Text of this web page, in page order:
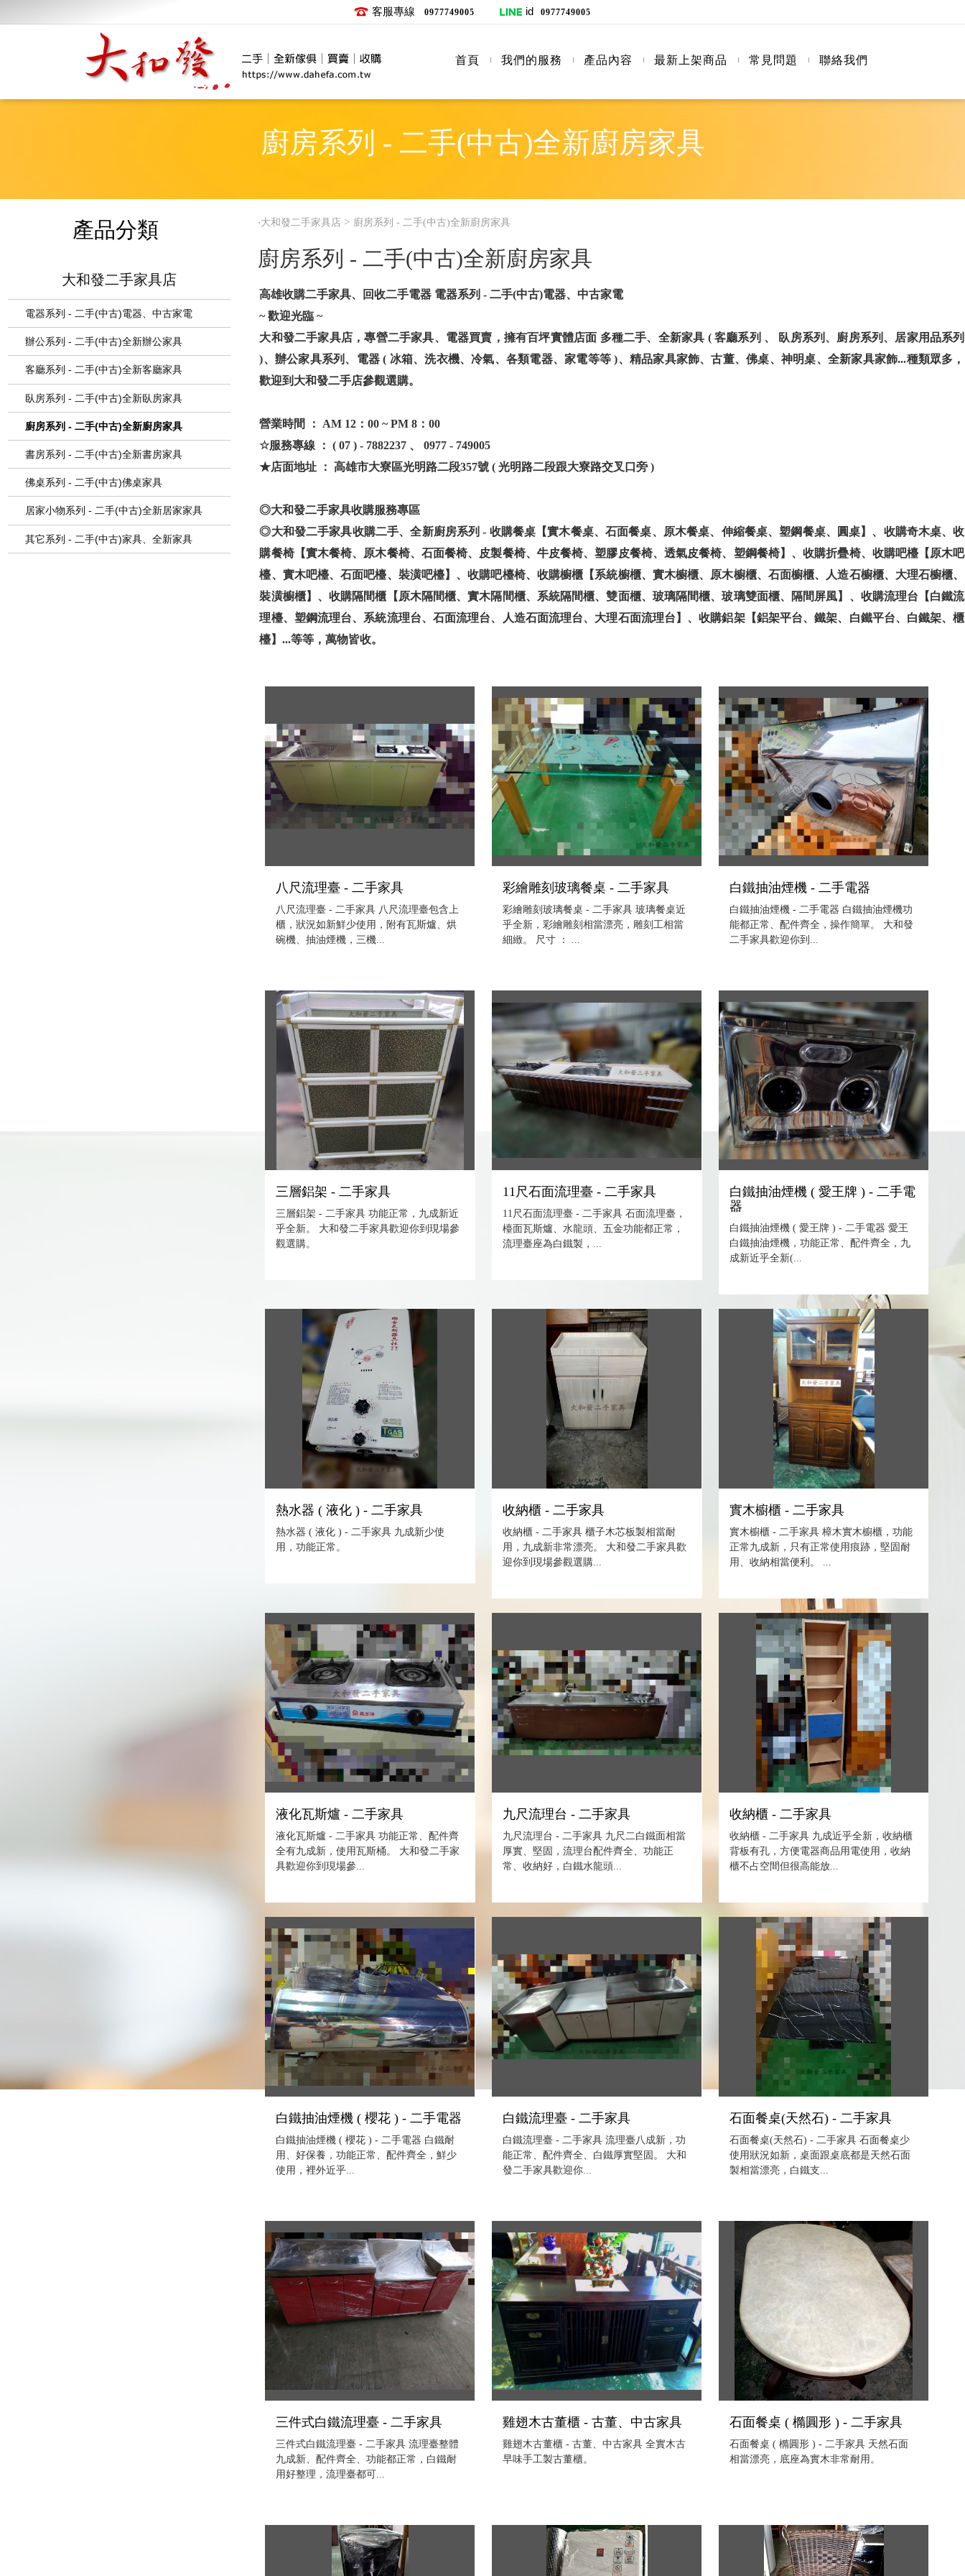
客服專線 0977749005 id 0977749005
首頁 我們的服務 產品內容 最新上架商品 常見問題 聯絡我們
廚房系列 - 二手(中古)全新廚房家具
產品分類
大和發二手家具店
電器系列 - 二手(中古)電器、中古家電
辦公系列 - 二手(中古)全新辦公家具
客廳系列 - 二手(中古)全新客廳家具
臥房系列 - 二手(中古)全新臥房家具
廚房系列 - 二手(中古)全新廚房家具
書房系列 - 二手(中古)全新書房家具
佛桌系列 - 二手(中古)佛桌家具
居家小物系列 - 二手(中古)全新居家家具
其它系列 - 二手(中古)家具、全新家具
‧大和發二手家具店 > 廚房系列 - 二手(中古)全新廚房家具
廚房系列 - 二手(中古)全新廚房家具
高雄收購二手家具、回收二手電器 電器系列 - 二手(中古)電器、中古家電
~ 歡迎光臨 ~
大和發二手家具店，專營二手家具、電器買賣，擁有百坪實體店面 多種二手、全新家具 ( 客廳系列 、 臥房系列、廚房系列、居家用品系列
)、辦公家具系列、電器 ( 冰箱、洗衣機、冷氣、各類電器、家電等等 )、精品家具家飾、古董、佛桌、神明桌、全新家具家飾...種類眾多，
歡迎到大和發二手店參觀選購。
營業時間 ： AM 12：00 ~ PM 8：00
☆服務專線 ： ( 07 ) - 7882237 、 0977 - 749005
★店面地址 ： 高雄市大寮區光明路二段357號 ( 光明路二段跟大寮路交叉口旁 )
◎大和發二手家具收購服務專區
◎大和發二手家具收購二手、全新廚房系列 - 收購餐桌【實木餐桌、石面餐桌、原木餐桌、伸縮餐桌、塑鋼餐桌、圓桌】、收購奇木桌、收
購餐椅【實木餐椅、原木餐椅、石面餐椅、皮製餐椅、牛皮餐椅、塑膠皮餐椅、透氣皮餐椅、塑鋼餐椅】、收購折疊椅、收購吧檯【原木吧
檯、實木吧檯、石面吧檯、裝潢吧檯】、收購吧檯椅、收購櫥櫃【系統櫥櫃、實木櫥櫃、原木櫥櫃、石面櫥櫃、人造石櫥櫃、大理石櫥櫃、
裝潢櫥櫃】、收購隔間櫃【原木隔間櫃、實木隔間櫃、系統隔間櫃、雙面櫃、玻璃隔間櫃、玻璃雙面櫃、隔間屏風】、收購流理台【白鐵流
理檯、塑鋼流理台、系統流理台、石面流理台、人造石面流理台、大理石面流理台】、收購鋁架【鋁架平台、鐵架、白鐵平台、白鐵架、櫃
檯】...等等，萬物皆收。
八尺流理臺 - 二手家具
八尺流理臺 - 二手家具 八尺流理臺包含上
櫃，狀況如新鮮少使用，附有瓦斯爐、烘
碗機、抽油煙機，三機...
彩繪雕刻玻璃餐桌 - 二手家具
彩繪雕刻玻璃餐桌 - 二手家具 玻璃餐桌近
乎全新，彩繪雕刻相當漂亮，雕刻工相當
細緻。 尺寸 ： ...
白鐵抽油煙機 - 二手電器
白鐵抽油煙機 - 二手電器 白鐵抽油煙機功
能都正常、配件齊全，操作簡單。 大和發
二手家具歡迎你到...
三層鋁架 - 二手家具
三層鋁架 - 二手家具 功能正常，九成新近
乎全新。 大和發二手家具歡迎你到現場參
觀選購。
11尺石面流理臺 - 二手家具
11尺石面流理臺 - 二手家具 石面流理臺，
檯面瓦斯爐、水龍頭、五金功能都正常，
流理臺座為白鐵製，...
白鐵抽油煙機 ( 愛王牌 ) - 二手電
器
白鐵抽油煙機 ( 愛王牌 ) - 二手電器 愛王
白鐵抽油煙機，功能正常、配件齊全，九
成新近乎全新(...
熱水器 ( 液化 ) - 二手家具
熱水器 ( 液化 ) - 二手家具 九成新少使
用，功能正常。
收納櫃 - 二手家具
收納櫃 - 二手家具 櫃子木芯板製相當耐
用，九成新非常漂亮。 大和發二手家具歡
迎你到現場參觀選購...
實木櫥櫃 - 二手家具
實木櫥櫃 - 二手家具 樟木實木櫥櫃，功能
正常九成新，只有正常使用痕跡，堅固耐
用、收納相當便利。 ...
液化瓦斯爐 - 二手家具
液化瓦斯爐 - 二手家具 功能正常、配件齊
全有九成新，使用瓦斯桶。 大和發二手家
具歡迎你到現場參...
九尺流理台 - 二手家具
九尺流理台 - 二手家具 九尺二白鐵面相當
厚實、堅固，流理台配件齊全、功能正
常、收納好，白鐵水龍頭...
收納櫃 - 二手家具
收納櫃 - 二手家具 九成近乎全新，收納櫃
背板有孔，方便電器商品用電使用，收納
櫃不占空間但很高能放...
白鐵抽油煙機 ( 櫻花 ) - 二手電器
白鐵抽油煙機 ( 櫻花 ) - 二手電器 白鐵耐
用、好保養，功能正常、配件齊全，鮮少
使用，裡外近乎...
白鐵流理臺 - 二手家具
白鐵流理臺 - 二手家具 流理臺八成新，功
能正常、配件齊全、白鐵厚實堅固。 大和
發二手家具歡迎你...
石面餐桌(天然石) - 二手家具
石面餐桌(天然石) - 二手家具 石面餐桌少
使用狀況如新，桌面跟桌底都是天然石面
製相當漂亮，白鐵支...
三件式白鐵流理臺 - 二手家具
三件式白鐵流理臺 - 二手家具 流理臺整體
九成新、配件齊全、功能都正常，白鐵耐
用好整理，流理臺都可...
雞翅木古董櫃 - 古董、中古家具
雞翅木古董櫃 - 古董、中古家具 全實木古
早味手工製古董櫃。
石面餐桌 ( 橢圓形 ) - 二手家具
石面餐桌 ( 橢圓形 ) - 二手家具 天然石面
相當漂亮，底座為實木非常耐用。